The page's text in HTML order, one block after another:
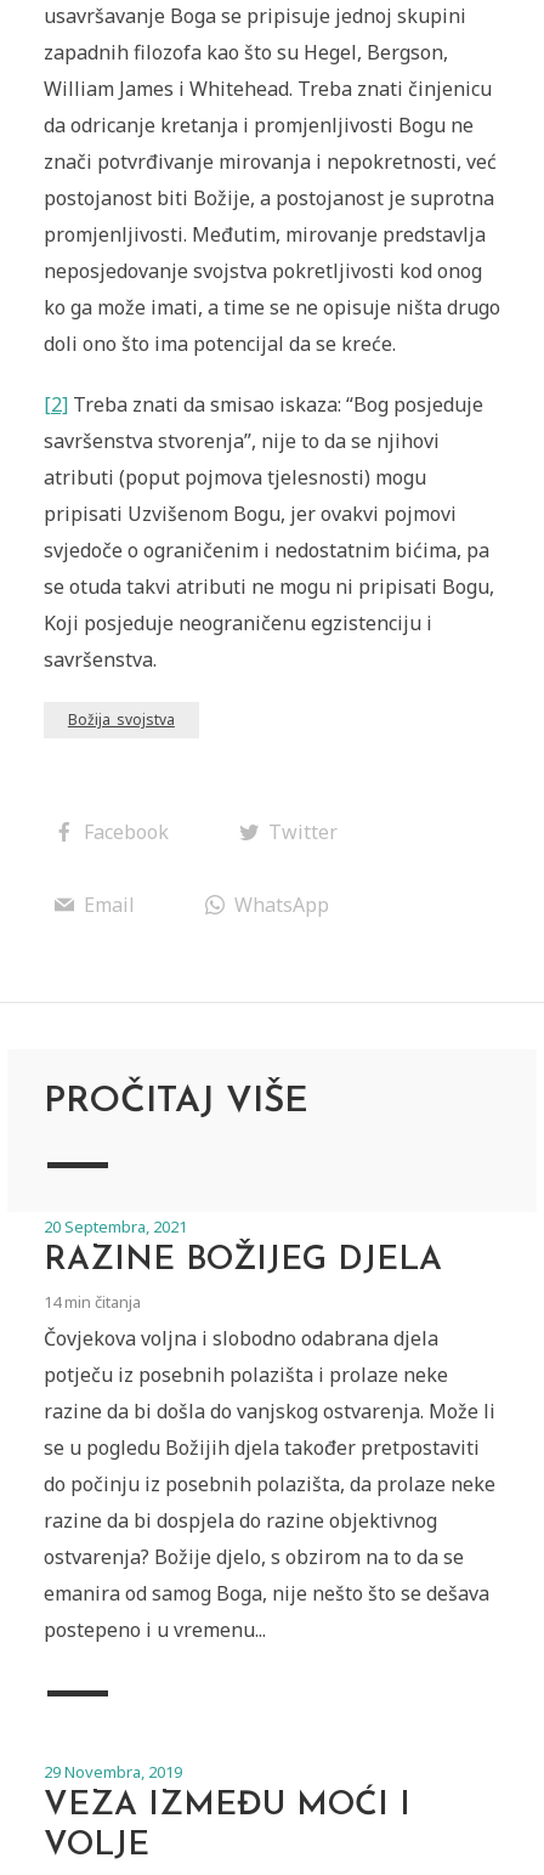
usavršavanje Boga se pripisuje jednoj skupini
zapadnih filozofa kao što su Hegel, Bergson,
William James i Whitehead. Treba znati činjenicu
da odricanje kretanja i promjenljivosti Bogu ne
znači potvrđivanje mirovanja i nepokretnosti, već
postojanost biti Božije, a postojanost je suprotna
promjenljivosti. Međutim, mirovanje predstavlja
neposjedovanje svojstva pokretljivosti kod onog
ko ga može imati, a time se ne opisuje ništa drugo
doli ono što ima potencijal da se kreće.
[2]Treba znati da smisao iskaza: “Bog posjeduje
savršenstva stvorenja”, nije to da se njihovi
atributi (poput pojmova tjelesnosti) mogu
pripisati Uzvišenom Bogu, jer ovakvi pojmovi
svjedoče o ograničenim i nedostatnim bićima, pa
se otuda takvi atributi ne mogu ni pripisati Bogu,
Koji posjeduje neograničenu egzistenciju i
savršenstva.
Božija_svojstva
Facebook Twitter
Email WhatsApp
PROČITAJ VIŠE
20 Septembra, 2021
RAZINE BOŽIJEG DJELA
14 min čitanja
Čovjekova voljna i slobodno odabrana djela
potječu iz posebnih polazišta i prolaze neke
razine da bi došla do vanjskog ostvarenja. Može li
se u pogledu Božijih djela također pretpostaviti
do počinju iz posebnih polazišta, da prolaze neke
razine da bi dospjela do razine objektivnog
ostvarenja? Božije djelo, s obzirom na to da se
emanira od samog Boga, nije nešto što se dešava
postepeno i u vremenu...
29 Novembra, 2019
VEZA IZMEĐU MOĆI I
VOLJE